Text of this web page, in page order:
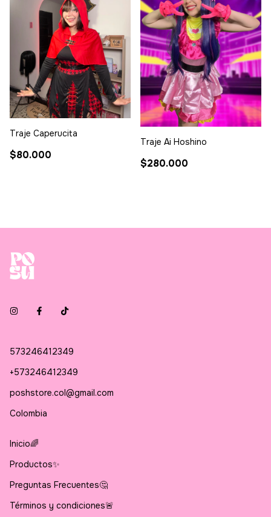
Traje Caperucita
$80.000
Traje Ai Hoshino
$280.000
573246412349
+573246412349
poshstore.col@gmail.com
Colombia
Inicio🌈
Productos✨
Preguntas Frecuentes🤔
Términos y condiciones🚨